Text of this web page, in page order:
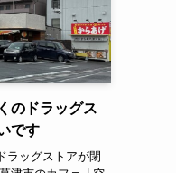
のドラッグス
です
ラッグストアが閉